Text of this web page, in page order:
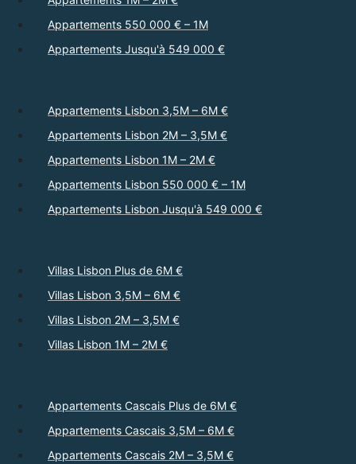
Appartements 550 000 € – 1M
Appartements Jusqu'à 549 000 €
Appartements Lisbon 3,5M – 6M €
Appartements Lisbon 2M – 3,5M €
Appartements Lisbon 1M – 2M €
Appartements Lisbon 550 000 € – 1M
Appartements Lisbon Jusqu'à 549 000 €
Villas Lisbon Plus de 6M €
Villas Lisbon 3,5M – 6M €
Villas Lisbon 2M – 3,5M €
Villas Lisbon 1M – 2M €
Appartements Cascais Plus de 6M €
Appartements Cascais 3,5M – 6M €
Appartements Cascais 2M – 3,5M €